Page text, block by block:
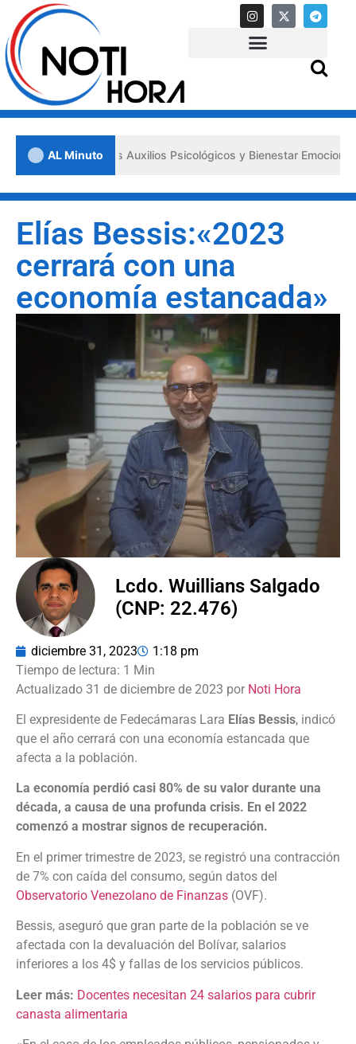
AL Minuto
los «Primeros Auxilios Psicológicos y Bienestar Emocional» ante
Elías Bessis:«2023
cerrará con una
economía estancada»
Lcdo. Wuillians Salgado
(CNP: 22.476)
diciembre 31, 2023 1:18 pm
Actualizado 31 de diciembre de 2023 por Noti Hora
El expresidente de Fedecámaras Lara Elías Bessis, indicó
que el año cerrará con una economía estancada que
afecta a la población.
La economía perdió casi 80% de su valor durante una
década, a causa de una profunda crisis. En el 2022
comenzó a mostrar signos de recuperación.
En el primer trimestre de 2023, se registró una contracción
de 7% con caída del consumo, según datos del
Observatorio Venezolano de Finanzas (OVF).
Bessis, aseguró que gran parte de la población se ve
afectada con la devaluación del Bolívar, salarios
inferiores a los 4$ y fallas de los servicios públicos.
Leer más: Docentes necesitan 24 salarios para cubrir
canasta alimentaria